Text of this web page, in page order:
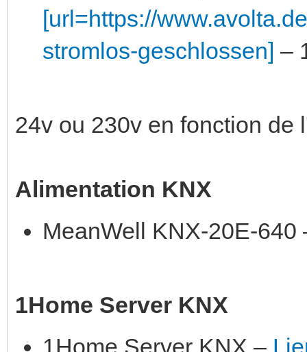
[url=https://
stromlos-geschlossen] –
24v ou 230v en fonction de
Alimentation KNX
MeanWell KNX-20E-
1Home Server KNX
1Home Server KNX –